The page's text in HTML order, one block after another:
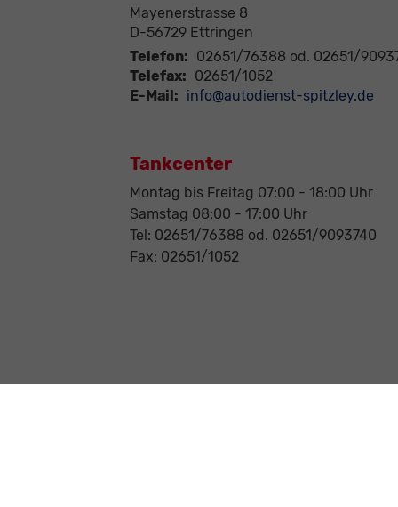
Mayenerstrasse 8
D-56729 Ettringen
Telefon: 02651/76388 od. 02651/
Telefax: 02651/1052
E-Mail: info@autodienst-spitzley.de
Tankcenter
Montag bis Freitag 07:00 - 18:00 Uhr
Samstag 08:00 - 17:00 Uhr
Tel: 02651/76388 od. 02651/9093740
Fax: 02651/1052